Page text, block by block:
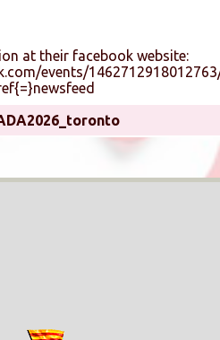
at their facebook website:
events/